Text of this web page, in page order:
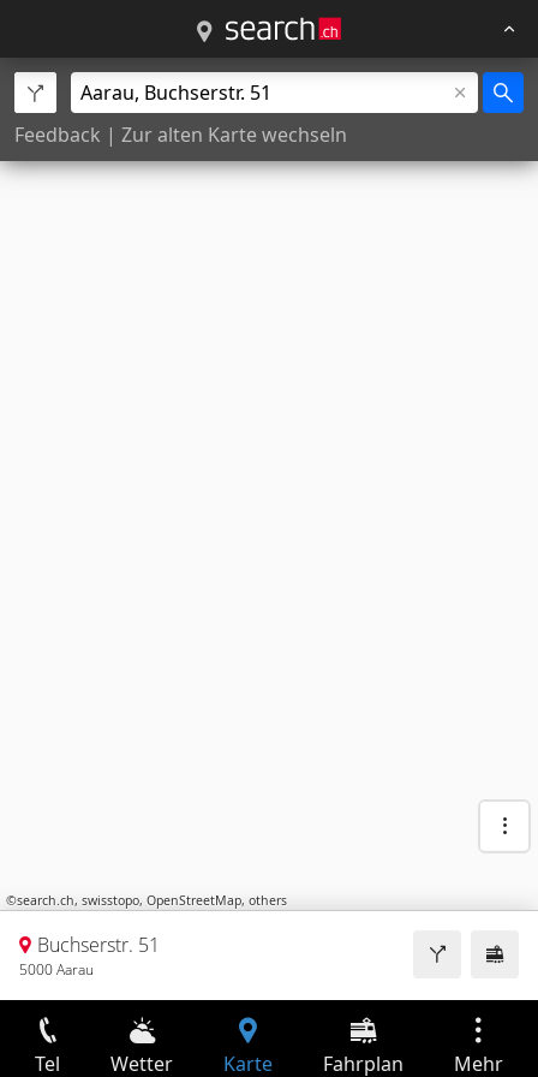
Feedback | Zur alten Karte wechseln
©search.ch, swisstopo, OpenStreetMap, others
Buchserstr. 51
5000 Aarau
Tel Wetter Karte Fahrplan Mehr